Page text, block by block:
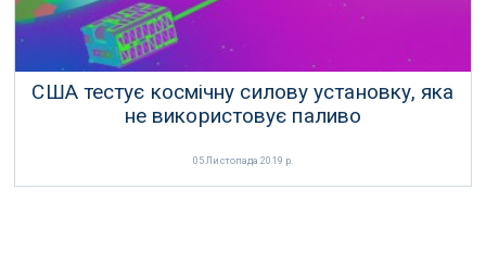
США тестує космічну силову установку, яка
не використовує паливо
05 Листопада 2019 р.